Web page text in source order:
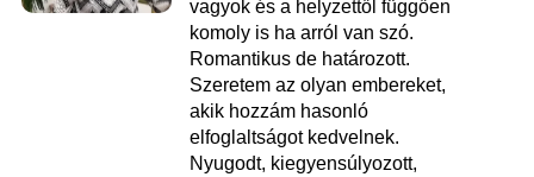
vagyok és a helyzettől függően
komoly is ha arról van szó.
Romantikus de határozott.
Szeretem az olyan embereket,
akik hozzám hasonló
elfoglaltságot kedvelnek.
Nyugodt, kiegyensúlyozott,